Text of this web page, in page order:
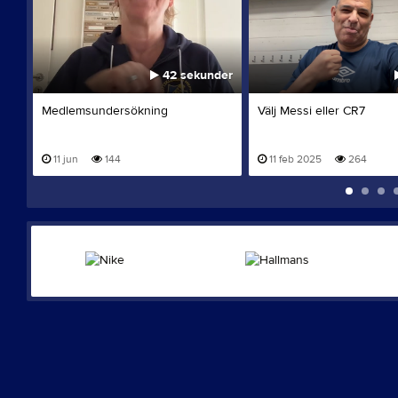
42 sekunder
Medlemsundersökning
11 jun 144
Välj Messi eller CR7
11 feb 2025 264